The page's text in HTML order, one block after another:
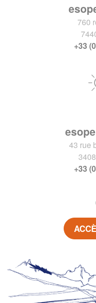
760
+33
43 rue
+33